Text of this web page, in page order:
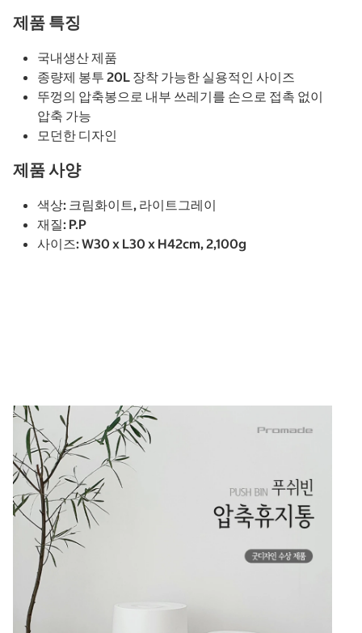
제품 특징
국내생산 제품
종량제 봉투 20L 장착 가능한 실용적인 사이즈
뚜껑의 압축봉으로 내부 쓰레기를 손으로 접촉 없이
압축 가능
모던한 디자인
제품 사양
색상: 크림화이트, 라이트그레이
재질: P.P
사이즈: W30 x L30 x H42cm, 2,100g